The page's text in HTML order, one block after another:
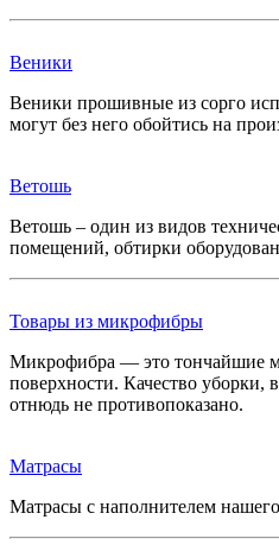
Веники
Веники прошивные из сорго
могут без него обойтись на
Ветошь
Ветошь – один из видов
помещений, обтирки
Товары из микрофибры
Микрофибра — это тончайшие
поверхности. Качество уборки,
отнюдь не противопоказано.
Матрасы
Матрасы с наполнителем